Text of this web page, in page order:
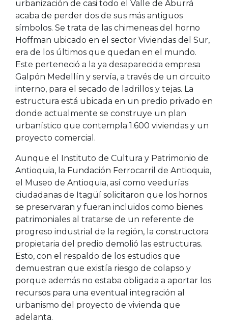
urbanización de casi todo el Valle de Aburrá
acaba de perder dos de sus más antiguos
símbolos. Se trata de las chimeneas del horno
Hoffman ubicado en el sector Viviendas del Sur,
era de los últimos que quedan en el mundo.
Este perteneció a la ya desaparecida empresa
Galpón Medellín y servía, a través de un circuito
interno, para el secado de ladrillos y tejas. La
estructura está ubicada en un predio privado en
donde actualmente se construye un plan
urbanístico que contempla 1.600 viviendas y un
proyecto comercial.
Aunque el Instituto de Cultura y Patrimonio de
Antioquia, la Fundación Ferrocarril de Antioquia,
el Museo de Antioquia, así como veedurías
ciudadanas de Itagüí solicitaron que los hornos
se preservaran y fueran incluidos como bienes
patrimoniales al tratarse de un referente de
progreso industrial de la región, la constructora
propietaria del predio demolió las estructuras.
Esto, con el respaldo de los estudios que
demuestran que existía riesgo de colapso y
porque además no estaba obligada a aportar los
recursos para una eventual integración al
urbanismo del proyecto de vivienda que
adelanta.